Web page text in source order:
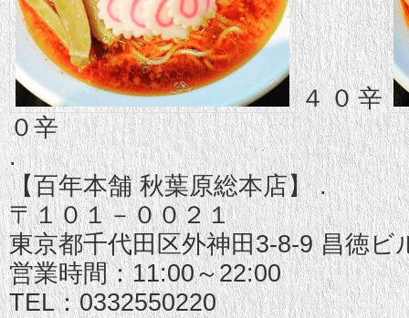
４０辛
０辛
.
【百年本舗 秋葉原総本店】 .
〒１０１－００２１
東京都千代田区外神田3-8-9 昌徳ビ
営業時間：11:00～22:00
TEL：0332550220